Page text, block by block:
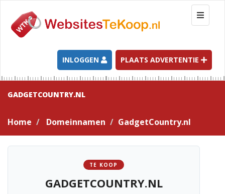
T
o
g
l
e
n
a
t
INLOGGEN PLAATS ADVERTENTIE
GADGETCOUNTRY.NL
Home Domeinnamen GadgetCountry.nl
TE KOOP
GADGETCOUNTRY.NL